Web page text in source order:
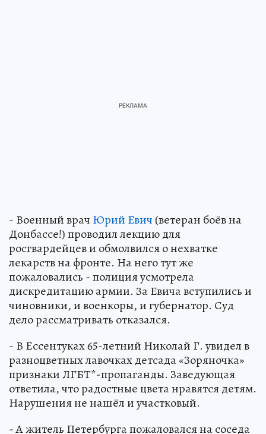
- Военный врач Юрий Евич (ветеран боёв на
Донбассе!) проводил лекцию для
росгвардейцев и обмолвился о нехватке
лекарств на фронте. На него тут же
пожаловались - полиция усмотрела
дискредитацию армии. За Евича вступились и
чиновники, и военкоры, и губернатор. Суд
дело рассматривать отказался.
- В Ессентуках 65-летний Николай Г. увидел в
разноцветных лавочках детсада «Зоряночка»
признаки ЛГБТ*-пропаганды. Заведующая
ответила, что радостные цвета нравятся детям.
Нарушения не нашёл и участковый.
- А житель Петербурга пожаловался на соседа